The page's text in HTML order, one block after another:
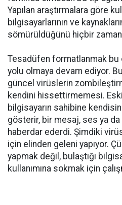
Yapılan araştırmalara göre
bilgisayarlarının ve
sömürüldüğünü hiçbir
Tesadüfen formatlanmak bu
yolu olmaya devam ediyor.
güncel virüslerin
kendini hissettirmemesi.
bilgisayarın sahibine
gösterir, bir mesaj, ses ya da
haberdar ederdi. Şimdiki
için elinden geleni yapıyor.
yapmak değil, bulaştığı
kullanımına sokmak için